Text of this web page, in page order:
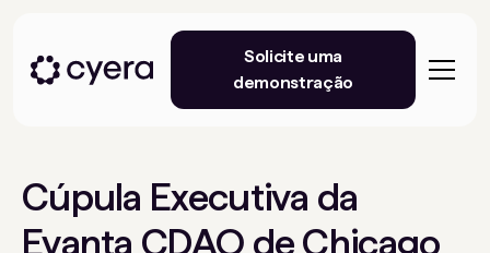
Solicite uma
demonstração
Cúpula Executiva da
Evanta CDAO de Chicago